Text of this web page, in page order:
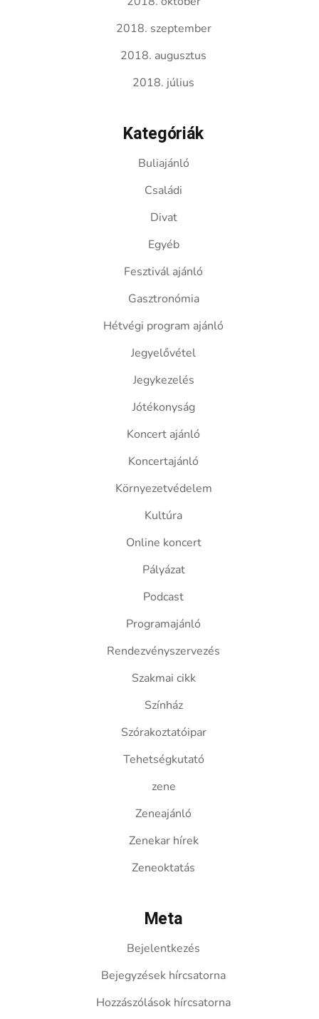
2018. szeptember
2018. augusztus
2018. július
Kategóriák
Buliajánló
Családi
Divat
Egyéb
Fesztivál ajánló
Gasztronómia
Hétvégi program ajánló
Jegyelővétel
Jegykezelés
Jótékonyság
Koncert ajánló
Koncertajánló
Környezetvédelem
Kultúra
Online koncert
Pályázat
Podcast
Programajánló
Rendezvényszervezés
Szakmai cikk
Színház
Szórakoztatóipar
Tehetségkutató
zene
Zeneajánló
Zenekar hírek
Zeneoktatás
Meta
Bejelentkezés
Bejegyzések hírcsatorna
Hozzászólások hírcsatorna